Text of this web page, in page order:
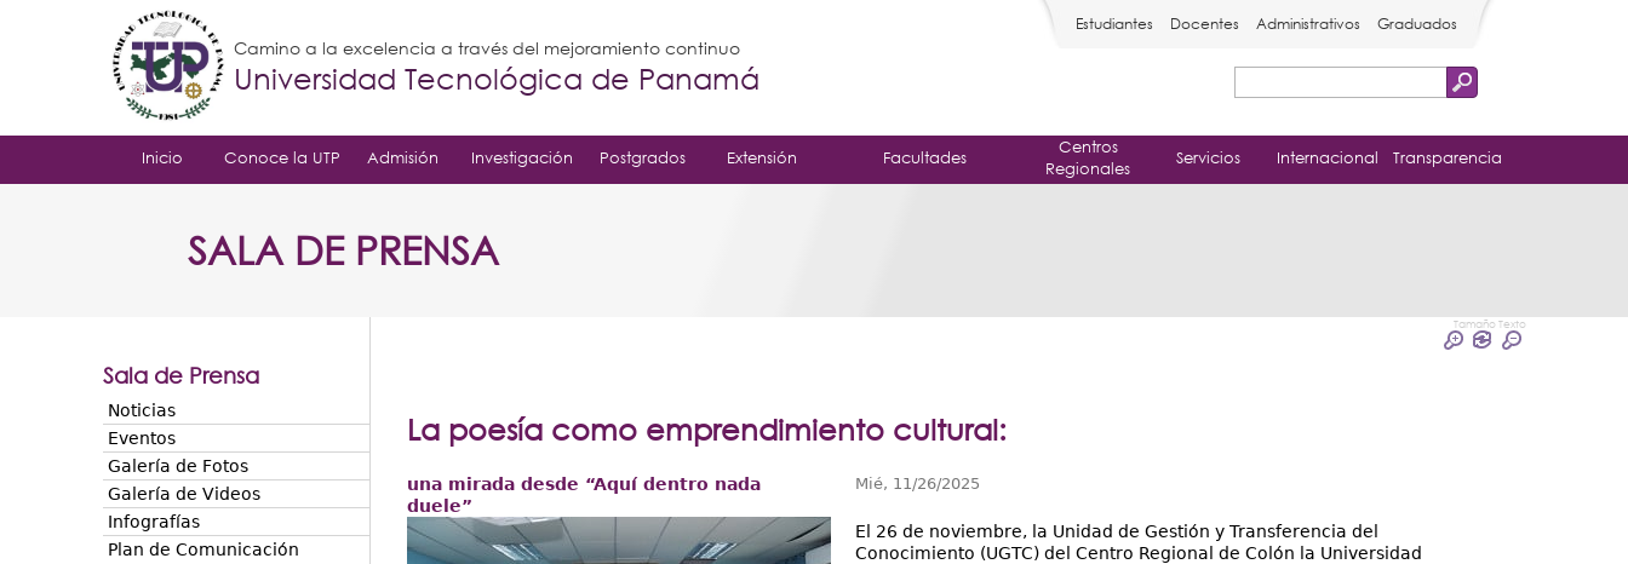
de
Estudiantes Docentes Administrativos Graduados
Camino a la excelencia a través del mejoramiento continuo
Universidad Tecnológica de Panamá
Inicio Conoce la UTP Admisión Investigación Postgrados Extensión Facultades
Centros
Regionales
Servicios Internacional Transparencia
SALA DE PRENSA
Tamaño Texto
La poesía como emprendimiento cultural:
una mirada desde “Aquí dentro nada
duele”
Mié, 11/26/2025
El 26 de noviembre, la Unidad de Gestión y Transferencia del
Conocimiento (UGTC) del Centro Regional de Colón la Universidad
Sala de Prensa
Noticias
Eventos
Galería de Fotos
Galería de Videos
Infografías
Plan de Comunicación